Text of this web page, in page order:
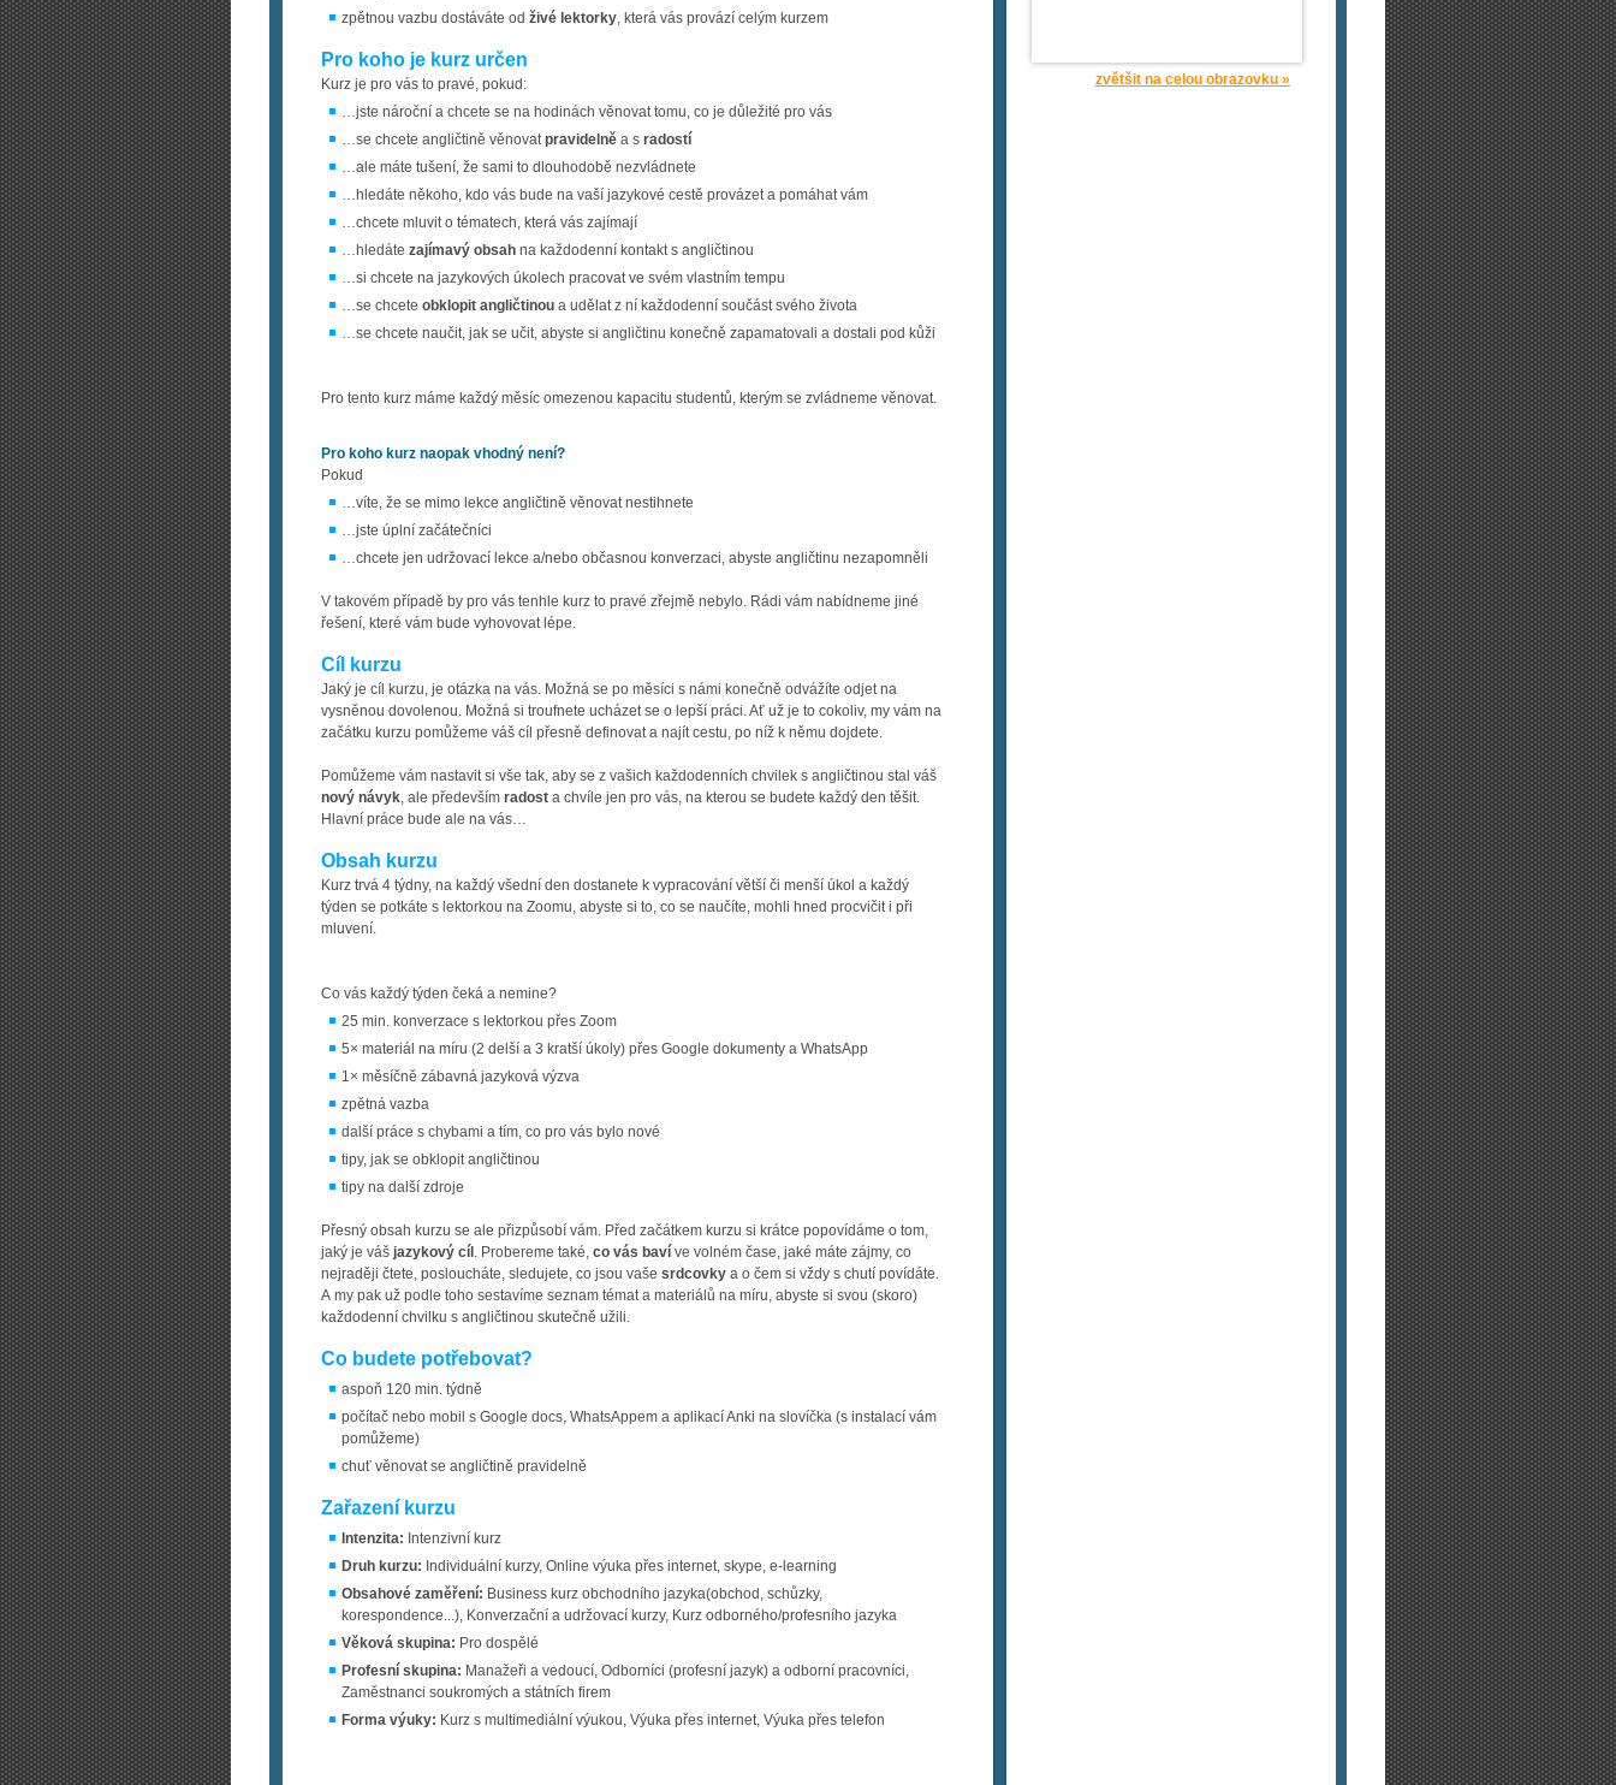
zpětnou vazbu dostáváte od živé lektorky, která vás provází celým kurzem
Pro koho je kurz určen
Kurz je pro vás to pravé, pokud:
…jste nároční a chcete se na hodinách věnovat tomu, co je důležité pro vás
…se chcete angličtině věnovatpravidelně a s radostí
…ale máte tušení, že sami to dlouhodobě nezvládnete
…hledáte někoho, kdo vás bude na vaší jazykové cestě provázet a pomáhat vám
…chcete mluvit o tématech, která vás zajímají
…hledáte zajímavý obsah na každodenní kontakt s angličtinou
…si chcete na jazykových úkolech pracovat ve svém vlastním tempu
…se chcete obklopit angličtinou a udělat z ní každodenní součást svého života
…se chcete naučit, jak se učit, abyste si angličtinu konečně zapamatovali a dostali pod kůži
Pro tento kurz máme každý měsíc omezenou kapacitu studentů, kterým se zvládneme věnovat.
Pro koho kurz naopak vhodný není?
Pokud
…víte, že se mimo lekce angličtině věnovat nestihnete
…jste úplní začátečníci
…chcete jen udržovací lekce a/nebo občasnou konverzaci, abyste angličtinu nezapomněli
V takovém případě by pro vás tenhle kurz to pravé zřejmě nebylo. Rádi vám nabídneme jiné
řešení, které vám bude vyhovovat lépe.
Cíl kurzu
Jaký je cíl kurzu, je otázka na vás. Možná se po měsíci s námi konečně odvážíte odjet na
vysněnou dovolenou. Možná si troufnete ucházet se o lepší práci. Ať už je to cokoliv, my vám na
začátku kurzu pomůžeme váš cíl přesně definovat a najít cestu, po níž k němu dojdete.
Pomůžeme vám nastavit si vše tak, aby se z vašich každodenních chvilek s angličtinou stal váš
nový návyk, ale především radost a chvíle jen pro vás, na kterou se budete každý den těšit.
Hlavní práce bude ale na vás…
Obsah kurzu
Kurz trvá 4 týdny, na každý všední den dostanete k vypracování větší či menší úkol a každý
týden se potkáte s lektorkou na Zoomu, abyste si to, co se naučíte, mohli hned procvičit i při
mluvení.
Co vás každý týden čeká a nemine?
25 min. konverzace s lektorkou přes Zoom
5× materiál na míru (2 delší a 3 kratší úkoly) přes Google dokumenty a WhatsApp
1× měsíčně zábavná jazyková výzva
zpětná vazba
další práce s chybami a tím, co pro vás bylo nové
tipy, jak se obklopit angličtinou
tipy na další zdroje
Přesný obsah kurzu se ale přizpůsobí vám. Před začátkem kurzu si krátce popovídáme o tom,
jaký je váš jazykový cíl . Probereme také, co vás baví ve volném čase, jaké máte zájmy, co
nejraději čtete, posloucháte, sledujete, co jsou vaše srdcovky a o čem si vždy s chutí povídáte.
A my pak už podle toho sestavíme seznam témat a materiálů na míru, abyste si svou (skoro)
každodenní chvilku s angličtinou skutečně užili.
Co budete potřebovat?
aspoň 120 min. týdně
počítač nebo mobil s Google docs, WhatsAppem a aplikací Anki na slovíčka (s instalací vám
pomůžeme)
chuť věnovat se angličtině pravidelně
Zařazení kurzu
Intenzita: Intenzivní kurz
Druh kurzu: Individuální kurzy, Online výuka přes internet, skype, e-learning
Obsahové zaměření: Business kurz obchodního jazyka(obchod, schůzky,
korespondence...), Konverzační a udržovací kurzy, Kurz odborného/profesního jazyka
Věková skupina: Pro dospělé
Profesní skupina: Manažeři a vedoucí, Odborníci (profesní jazyk) a odborní pracovníci,
Zaměstnanci soukromých a státních firem
Forma výuky: Kurz s multimediální výukou, Výuka přes internet, Výuka přes telefon
zvětšit na celou obrazovku »